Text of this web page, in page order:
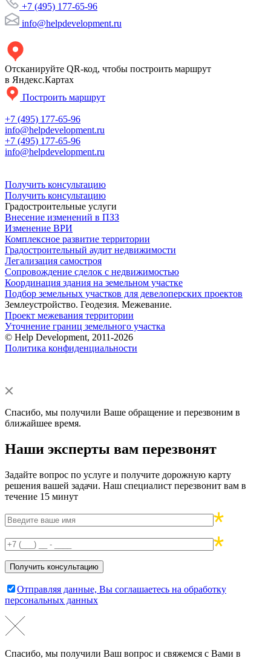
+7 (495) 177-65-96
info@helpdevelopment.ru
Отсканируйте QR-код, чтобы построить маршрут
в Яндекс.Картах
Построить маршрут
+7 (495) 177-65-96
info@helpdevelopment.ru
+7 (495) 177-65-96
info@helpdevelopment.ru
Получить консультацию
Получить консультацию
Градостроительные услуги
Внесение изменений в ПЗЗ
Изменение ВРИ
Комплексное развитие территории
Градостроительный аудит недвижимости
Легализация самостроя
Сопровождение сделок с недвижимостью
Координация здания на земельном участке
Подбор земельных участков для девелоперских проектов
Землеустройство. Геодезия. Межевание.
Проект межевания территории
Уточнение границ земельного участка
© Help Development, 2011-2026
Политика конфиденциальности
Спасибо, мы получили Ваше обращение и перезвоним в
ближайшее время.
Наши эксперты вам перезвонят
Задайте вопрос по услуге и получите дорожную карту
решения вашей задачи. Наш специалист перезвонит вам в
течение 15 минут
Отправляя данные, Вы соглашаетесь на обработку
персональных данных
Спасибо, мы получили Ваш вопрос и свяжемся с Вами в